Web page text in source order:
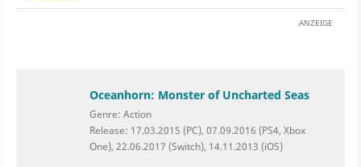
ANZEIGE
Oceanhorn: Monster of Uncharted Seas
Genre: Action
Release: 17.03.2015 (PC), 07.09.2016 (PS4, Xbox
One), 22.06.2017 (Switch), 14.11.2013 (iOS)